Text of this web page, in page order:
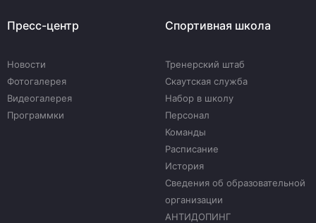
Пресс-центр
Новости
Фотогалерея
Видеогалерея
Программки
Спортивная школа
Тренерский штаб
Скаутская служба
Набор в школу
Персонал
Команды
Расписание
История
Сведения об образовательной
организации
АНТИДОПИНГ